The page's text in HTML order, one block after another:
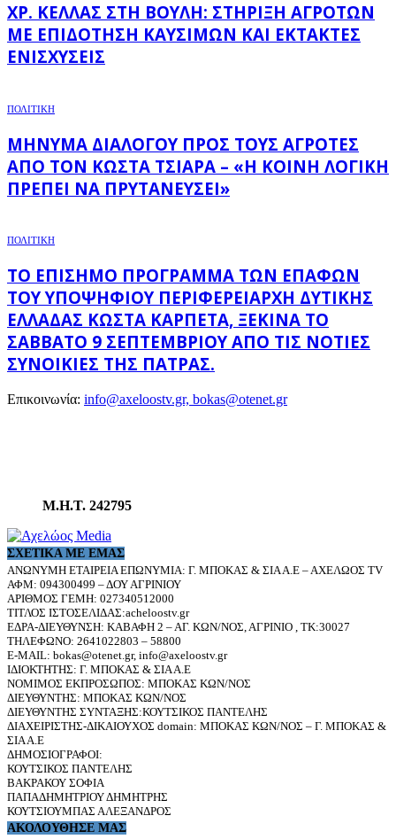
ΧΡ. ΚΈΛΛΑΣ ΣΤΗ ΒΟΥΛΉ: ΣΤΉΡΙΞΗ ΑΓΡΟΤΏΝ
ΜΕ ΕΠΙΔΌΤΗΣΗ ΚΑΥΣΊΜΩΝ ΚΑΙ ΈΚΤΑΚΤΕΣ
ΕΝΙΣΧΎΣΕΙΣ
ΠΟΛΙΤΙΚΗ
ΜΉΝΥΜΑ ΔΙΑΛΌΓΟΥ ΠΡΟΣ ΤΟΥΣ ΑΓΡΌΤΕΣ
ΑΠΌ ΤΟΝ ΚΏΣΤΑ ΤΣΙΆΡΑ – «Η ΚΟΙΝΉ ΛΟΓΙΚΉ
ΠΡΈΠΕΙ ΝΑ ΠΡΥΤΑΝΕΎΣΕΙ»
ΠΟΛΙΤΙΚΗ
ΤΟ ΕΠΊΣΗΜΟ ΠΡΌΓΡΑΜΜΑ ΤΩΝ ΕΠΑΦΏΝ
ΤΟΥ ΥΠΟΨΉΦΙΟΥ ΠΕΡΙΦΕΡΕΙΆΡΧΗ ΔΥΤΙΚΉΣ
ΕΛΛΆΔΑΣ ΚΏΣΤΑ ΚΑΡΠΈΤΑ, ΞΕΚΙΝΆ ΤΟ
ΣΆΒΒΑΤΟ 9 ΣΕΠΤΕΜΒΡΊΟΥ ΑΠΌ ΤΙΣ ΝΌΤΙΕΣ
ΣΥΝΟΙΚΊΕΣ ΤΗΣ ΠΆΤΡΑΣ.
Επικοινωνία: info@axeloostv.gr, bokas@otenet.gr
Μ.Η.Τ. 242795
ΣΧΕΤΙΚΆ ΜΕ ΕΜΆΣ
ΑΝΩΝΥΜΗ ΕΤΑΙΡΕΙΑ ΕΠΩΝΥΜΙΑ: Γ. ΜΠΟΚΑΣ & ΣΙΑ Α.Ε – ΑΧΕΛΩΟΣ TV
ΑΦΜ: 094300499 – ΔΟΥ ΑΓΡΙΝΙΟΥ
ΑΡΙΘΜΟΣ ΓΕΜΗ: 027340512000
ΤΙΤΛΟΣ ΙΣΤΟΣΕΛΙΔΑΣ:acheloostv.gr
ΕΔΡΑ-ΔΙΕΥΘΥΝΣΗ: ΚΑΒΑΦΗ 2 – ΑΓ. ΚΩΝ/ΝΟΣ, ΑΓΡΙΝΙΟ , ΤΚ:30027
ΤΗΛΕΦΩΝΟ: 2641022803 – 58800
E-MAIL: bokas@otenet.gr, info@axeloostv.gr
ΙΔΙΟΚΤΗΤΗΣ: Γ. ΜΠΟΚΑΣ & ΣΙΑ Α.Ε
ΝΟΜΙΜΟΣ ΕΚΠΡΟΣΩΠΟΣ: ΜΠΟΚΑΣ ΚΩΝ/ΝΟΣ
ΔΙΕΥΘΥΝΤΗΣ: ΜΠΟΚΑΣ ΚΩΝ/ΝΟΣ
ΔΙΕΥΘΥΝΤΗΣ ΣΥΝΤΑΞΗΣ:ΚΟΥΤΣΙΚΟΣ ΠΑΝΤΕΛΗΣ
ΔΙΑΧΕΙΡΙΣΤΗΣ-ΔΙΚΑΙΟΥΧΟΣ domain: ΜΠΟΚΑΣ ΚΩΝ/ΝΟΣ – Γ. ΜΠΟΚΑΣ &
ΣΙΑ Α.Ε
ΔΗΜΟΣΙΟΓΡΑΦΟΙ:
ΚΟΥΤΣΙΚΟΣ ΠΑΝΤΕΛΗΣ
ΒΑΚΡΑΚΟΥ ΣΟΦΙΑ
ΠΑΠΑΔΗΜΗΤΡΙΟΥ ΔΗΜΗΤΡΗΣ
ΚΟΥΤΣΙΟΥΜΠΑΣ ΑΛΕΞΑΝΔΡΟΣ
ΑΚΟΛΟΥΘΗΣΕ ΜΑΣ